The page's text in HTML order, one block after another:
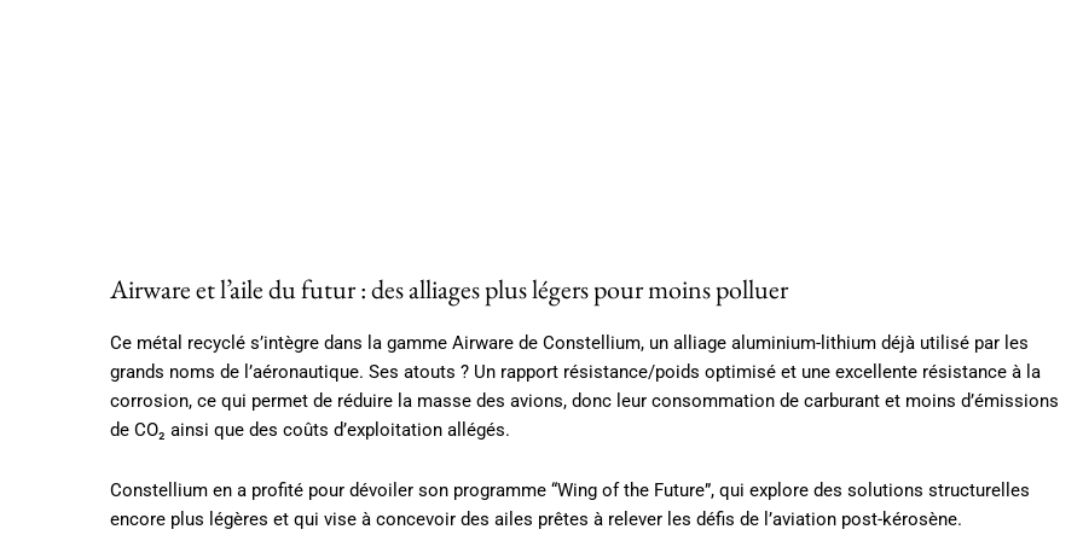
Airware et l’aile du futur : des alliages plus légers pour moins polluer
Ce métal recyclé s’intègre dans la gamme Airware de Constellium, un alliage aluminium-lithium déjà utilisé par les
grands noms de l’aéronautique. Ses atouts ? Un rapport résistance/poids optimisé et une excellente résistance à la
corrosion, ce qui permet de réduire la masse des avions, donc leur consommation de carburant et moins d’émissions
de CO₂ ainsi que des coûts d’exploitation allégés.
Constellium en a profité pour dévoiler son programme “Wing of the Future”, qui explore des solutions structurelles
encore plus légères et qui vise à concevoir des ailes prêtes à relever les défis de l’aviation post-kérosène.